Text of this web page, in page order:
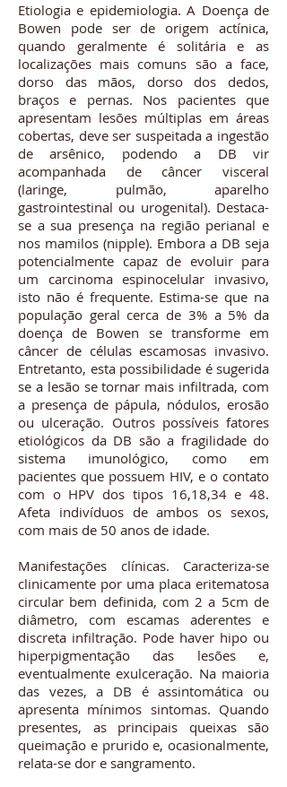
Etiologia e epidemiologia. A Doença de
Bowen pode ser de origem actínica,
quando geralmente é solitária e as
localizações mais comuns são a face,
dorso das mãos, dorso dos dedos,
braços e pernas. Nos pacientes que
apresentam lesões múltiplas em áreas
cobertas, deve ser suspeitada a ingestão
de arsênico, podendo a DB vir
acompanhada de câncer visceral
(laringe, pulmão, aparelho
gastrointestinal ou urogenital). Destaca-
se a sua presença na região perianal e
nos mamilos (nipple). Embora a DB seja
potencialmente capaz de evoluir para
um carcinoma espinocelular invasivo,
isto não é frequente. Estima-se que na
população geral cerca de 3% a 5% da
doença de Bowen se transforme em
câncer de células escamosas invasivo.
Entretanto, esta possibilidade é sugerida
se a lesão se tornar mais infiltrada, com
a presença de pápula, nódulos, erosão
ou ulceração. Outros possíveis fatores
etiológicos da DB são a fragilidade do
sistema imunológico, como em
pacientes que possuem HIV, e o contato
com o HPV dos tipos 16,18,34 e 48.
Afeta indivíduos de ambos os sexos,
com mais de 50 anos de idade.
Manifestações clínicas. Caracteriza-se
clinicamente por uma placa eritematosa
circular bem definida, com 2 a 5cm de
diâmetro, com escamas aderentes e
discreta infiltração. Pode haver hipo ou
hiperpigmentação das lesões e,
eventualmente exulceração. Na maioria
das vezes, a DB é assintomática ou
apresenta mínimos sintomas. Quando
presentes, as principais queixas são
queimação e prurido e, ocasionalmente,
relata-se dor e sangramento.